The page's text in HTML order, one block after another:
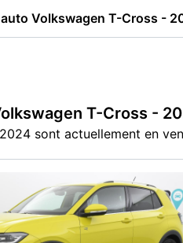
Volkswagen T-Cross -
T-Cross -
sont actuellement en